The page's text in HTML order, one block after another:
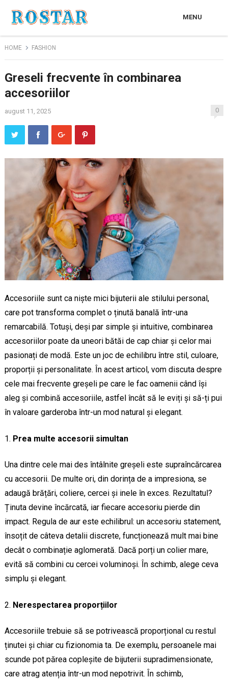
MENU
HOME FASHION
Greseli frecvente în combinarea
accesoriilor
august 11, 2025 0
Accesoriile sunt ca niște mici bijuterii ale stilului personal,
care pot transforma complet o ținută banală într-una
remarcabilă. Totuși, deși par simple și intuitive, combinarea
accesoriilor poate da uneori bătăi de cap chiar și celor mai
pasionați de modă. Este un joc de echilibru între stil, culoare,
proporții și personalitate. În acest articol, vom discuta despre
cele mai frecvente greșeli pe care le fac oamenii când își
aleg și combină accesoriile, astfel încât să le eviți și să-ți pui
în valoare garderoba într-un mod natural și elegant.
Prea multe accesorii simultan
Una dintre cele mai des întâlnite greșeli este supraîncărcarea
cu accesorii. De multe ori, din dorința de a impresiona, se
adaugă brățări, coliere, cercei și inele în exces. Rezultatul?
Ținuta devine încărcată, iar fiecare accesoriu pierde din
impact. Regula de aur este echilibrul: un accesoriu statement,
însoțit de câteva detalii discrete, funcționează mult mai bine
decât o combinație aglomerată. Dacă porți un colier mare,
evită să combini cu cercei voluminoși. În schimb, alege ceva
simplu și elegant.
Nerespectarea proporțiilor
Accesoriile trebuie să se potrivească proporțional cu restul
ținutei și chiar cu fizionomia ta. De exemplu, persoanele mai
scunde pot părea copleșite de bijuterii supradimensionate,
care atrag atenția într-un mod nepotrivit. În schimb,